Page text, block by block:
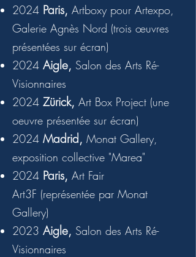
2024 Paris, Artboxy pour Artexpo,
Galerie Agnès Nord (trois œuvres
présentées sur écran)
2024 Aigle, Salon des Arts Ré-
Visionnaires
2024 Zürick, Art Box Project (une
oeuvre présentée sur écran)
2024 Madrid, Monat Gallery,
exposition collective "Marea"
2024 Paris, Art Fair
Art3F (représentée par Monat
Gallery)
2023 Aigle, Salon des Arts Ré-
Visionnaires